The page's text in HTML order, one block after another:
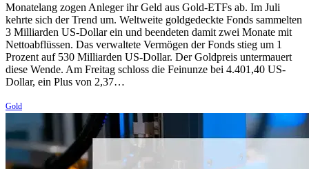
Monatelang zogen Anleger ihr Geld aus Gold-ETFs ab. Im Juli
kehrte sich der Trend um. Weltweite goldgedeckte Fonds sammelten
3 Milliarden US-Dollar ein und beendeten damit zwei Monate mit
Nettoabflüssen. Das verwaltete Vermögen der Fonds stieg um 1
Prozent auf 530 Milliarden US-Dollar. Der Goldpreis untermauert
diese Wende. Am Freitag schloss die Feinunze bei 4.401,40 US-
Dollar, ein Plus von 2,37…
Gold